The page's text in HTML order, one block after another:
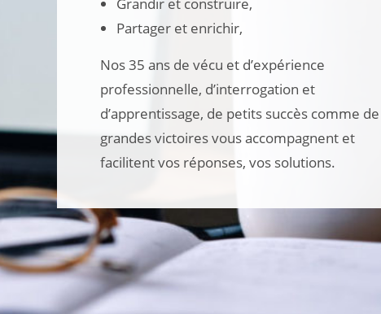
Partager et enrichir,
Nos 35 ans de vécu et d’expérience
professionnelle, d’interrogation et
d’apprentissage, de petits succès comme de
grandes victoires vous accompagnent et
facilitent vos réponses, vos solutions.